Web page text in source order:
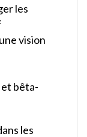
les
vision
bêta-
les